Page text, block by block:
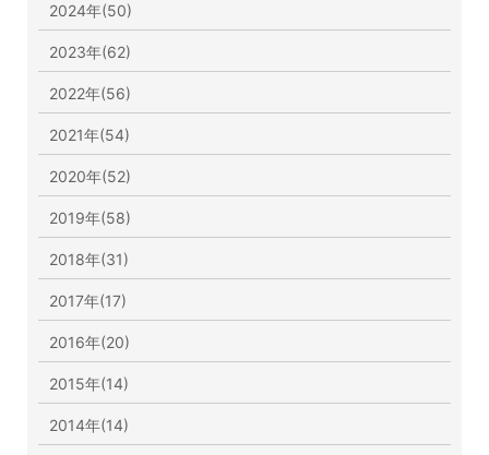
2024年(50)
2023年(62)
2022年(56)
2021年(54)
2020年(52)
2019年(58)
2018年(31)
2017年(17)
2016年(20)
2015年(14)
2014年(14)